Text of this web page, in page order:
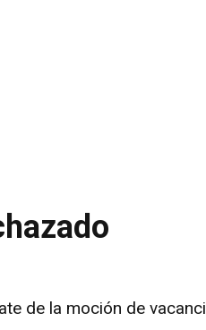
de la moción de